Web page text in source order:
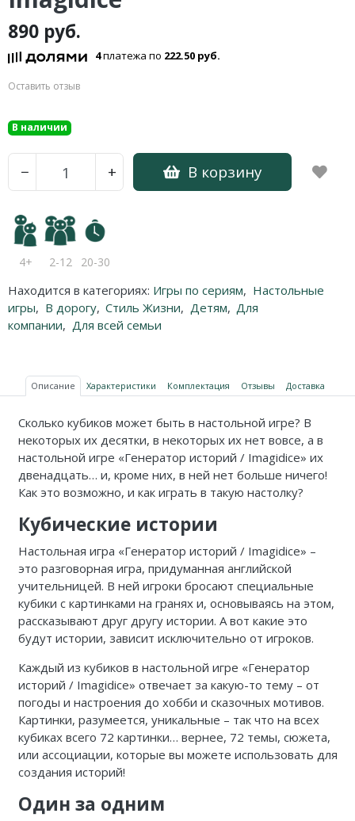
890 руб.
4платежа по 222.50 руб.
Оставить отзыв
В наличии
− + В корзину
4+ 2-12 20-30
Находится в категориях: Игры по сериям, Настольные
игры, В дорогу, Стиль Жизни, Детям, Для
компании, Для всей семьи
Описание Характеристики Комплектация Отзывы Доставка
Сколько кубиков может быть в настольной игре? В
некоторых их десятки, в некоторых их нет вовсе, а в
настольной игре «Генератор историй / Imagidice» их
двенадцать… и, кроме них, в ней нет больше ничего!
Как это возможно, и как играть в такую настолку?
Кубические истории
Настольная игра «Генератор историй / Imagidice» –
это разговорная игра, придуманная английской
учительницей. В ней игроки бросают специальные
кубики с картинками на гранях и, основываясь на этом,
рассказывают друг другу истории. А вот какие это
будут истории, зависит исключительно от игроков.
Каждый из кубиков в настольной игре «Генератор
историй / Imagidice» отвечает за какую-то тему – от
погоды и настроения до хобби и сказочных мотивов.
Картинки, разумеется, уникальные – так что на всех
кубиках всего 72 картинки… вернее, 72 темы, сюжета,
или ассоциации, которые вы можете использовать для
создания историй!
Один за одним